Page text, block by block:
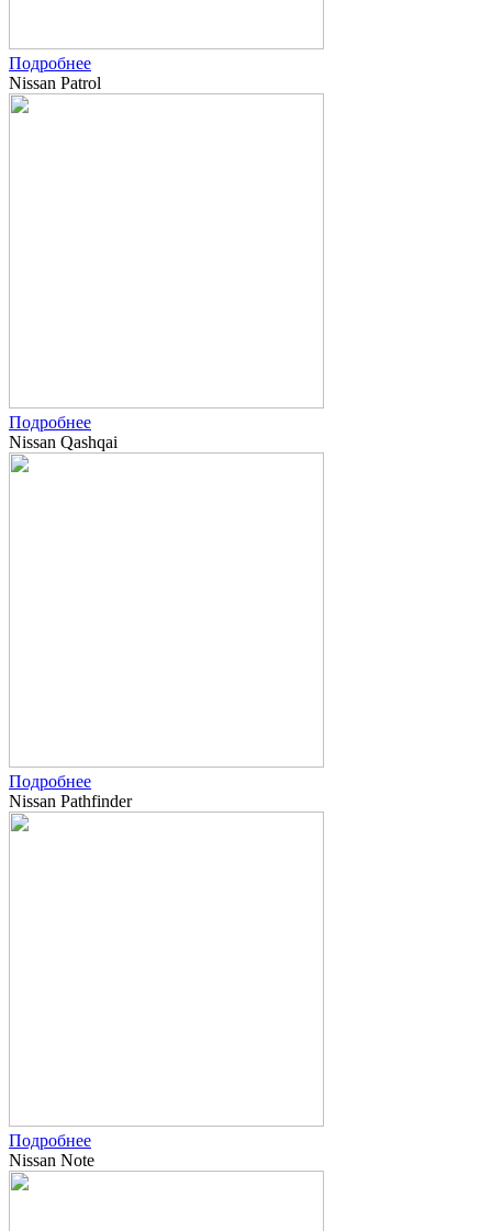
Подробнее
Nissan Patrol
Подробнее
Nissan Qashqai
Подробнее
Nissan Pathfinder
Подробнее
Nissan Note